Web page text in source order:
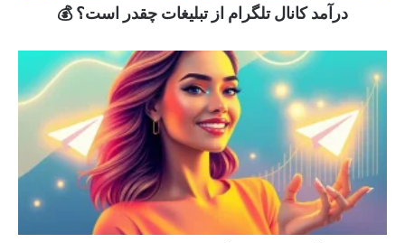
درآمد کانال تلگرام از تبلیغات چقدر است؟ 💰